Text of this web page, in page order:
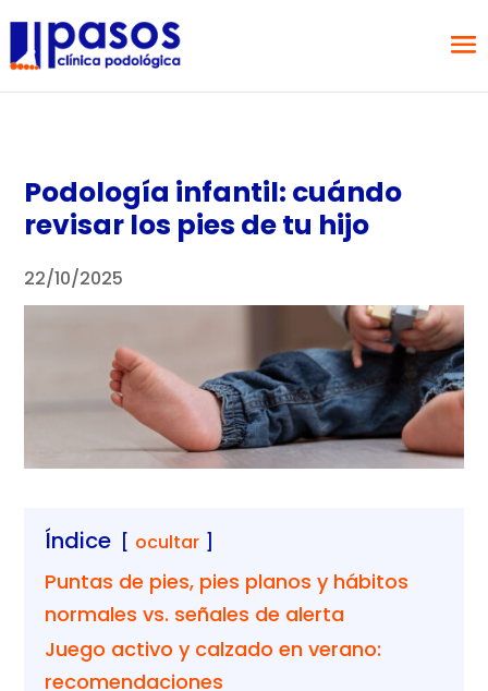
Podología infantil: cuándo
revisar los pies de tu hijo
22/10/2025
Índice ocultar
Puntas de pies, pies planos y hábitos
normales vs. señales de alerta
Juego activo y calzado en verano:
recomendaciones